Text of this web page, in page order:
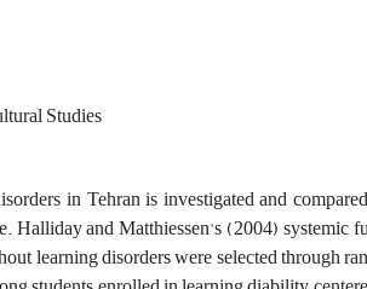
Studies
in Tehran is investigated and
Halliday and Matthiessen's (2004) systemic
learning disorders were selected through